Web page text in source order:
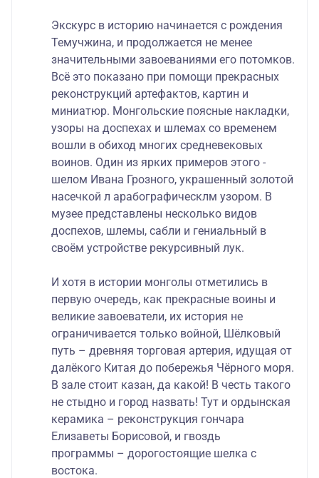
Экскурс в историю начинается с рождения
Темучжина, и продолжается не менее
значительными завоеваниями его потомков.
Всё это показано при помощи прекрасных
реконструкций артефактов, картин и
миниатюр. Монгольские поясные накладки,
узоры на доспехах и шлемах со временем
вошли в обиход многих средневековых
воинов. Один из ярких примеров этого -
шелом Ивана Грозного, украшенный золотой
насечкой л арабографическлм узором. В
музее представлены несколько видов
доспехов, шлемы, сабли и гениальный в
своём устройстве рекурсивный лук.
И хотя в истории монголы отметились в
первую очередь, как прекрасные воины и
великие завоеватели, их история не
ограничивается только войной, Шёлковый
путь – древняя торговая артерия, идущая от
далёкого Китая до побережья Чёрного моря.
В зале стоит казан, да какой! В честь такого
не стыдно и город назвать! Тут и ордынская
керамика – реконструкция гончара
Елизаветы Борисовой, и гвоздь
программы – дорогостоящие шелка с
востока.